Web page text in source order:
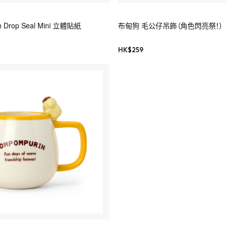
Drop Seal Mini 立體貼紙 布甸狗 毛公仔吊飾（角色閃亮祭！）
HK$259